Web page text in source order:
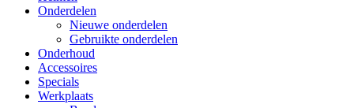
Onderdelen
Nieuwe onderdelen
Gebruikte onderdelen
Onderhoud
Accessoires
Specials
Werkplaats